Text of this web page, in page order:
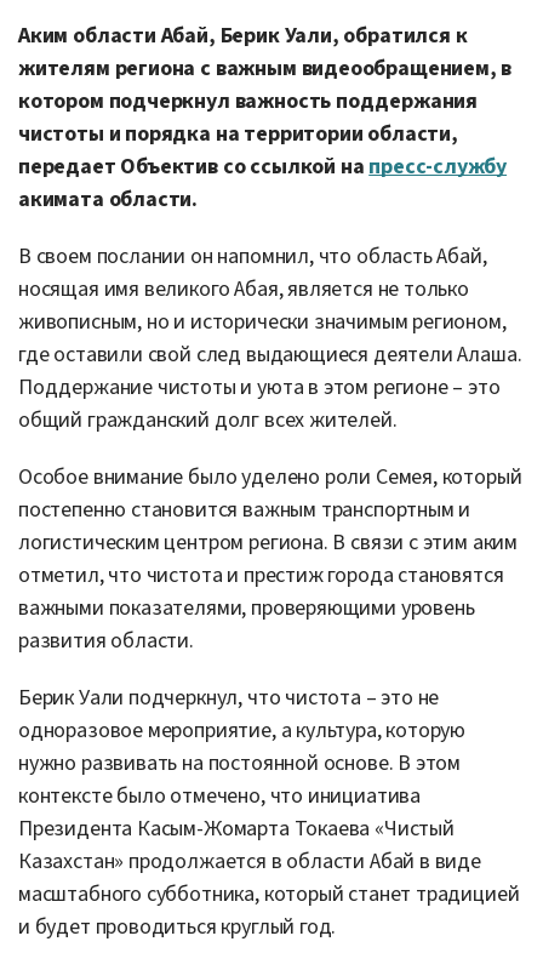
Аким области Абай, Берик Уали, обратился к
жителям региона с важным видеообращением, в
котором подчеркнул важность поддержания
чистоты и порядка на территории области,
передает Объектив со ссылкой на пресс-службу
акимата области.
В своем послании он напомнил, что область Абай,
носящая имя великого Абая, является не только
живописным, но и исторически значимым регионом,
где оставили свой след выдающиеся деятели Алаша.
Поддержание чистоты и уюта в этом регионе – это
общий гражданский долг всех жителей.
Особое внимание было уделено роли Семея, который
постепенно становится важным транспортным и
логистическим центром региона. В связи с этим аким
отметил, что чистота и престиж города становятся
важными показателями, проверяющими уровень
развития области.
Берик Уали подчеркнул, что чистота – это не
одноразовое мероприятие, а культура, которую
нужно развивать на постоянной основе. В этом
контексте было отмечено, что инициатива
Президента Касым-Жомарта Токаева «Чистый
Казахстан» продолжается в области Абай в виде
масштабного субботника, который станет традицией
и будет проводиться круглый год.